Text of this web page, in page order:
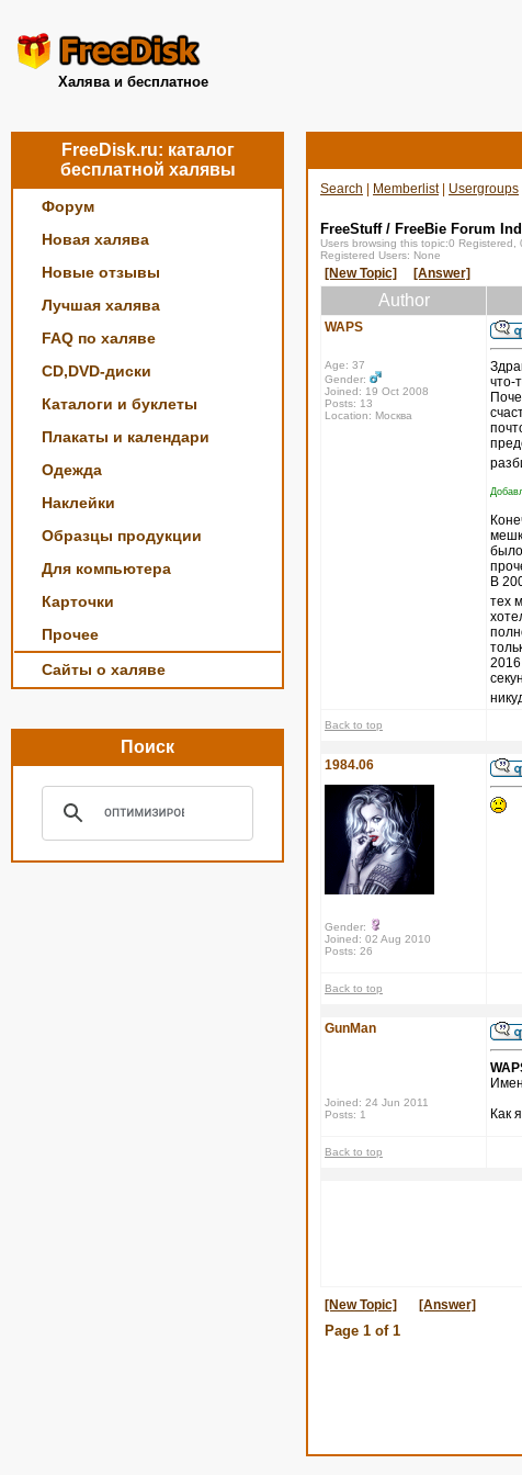
Халява и бесплатное
FreeDisk.ru: каталог
бесплатной халявы
Форум
Новая халява
Новые отзывы
Лучшая халява
FAQ по халяве
CD,DVD-диски
Каталоги и буклеты
Плакаты и календари
Одежда
Наклейки
Образцы продукции
Для компьютера
Карточки
Прочее
Сайты о халяве
Поиск
Search Memberlist| Usergroups
FreeStuff / FreeBie Forum
Users browsing this topic:0
Registered Users: None
[New Topic] [Answer]
Author
WAPS
Age: 37
Gender:
Joined: 19 Oct 2008
Posts: 13
Location: Москва
что-
В
тех
Back to top
1984.06
Gender:
Joined: 02 Aug 2010
Posts: 26
Back to top
GunMan
Joined: 24 Jun 2011
Posts: 1
Как
Back to top
[New Topic] [Answer]
Page 1 of 1